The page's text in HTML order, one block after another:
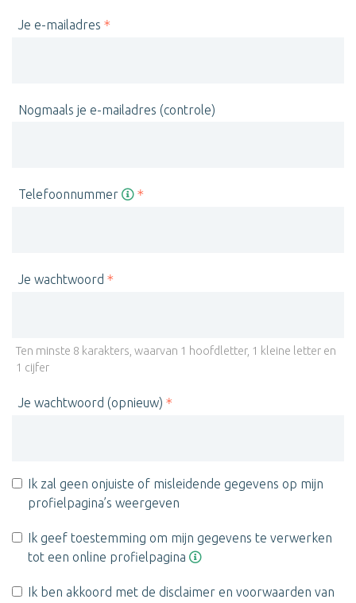
Je e-mailadres
Nogmaals je e-mailadres (controle)
Telefoonnummer
Je wachtwoord
Ten minste 8 karakters, waarvan 1 hoofdletter, 1 kleine letter en
1 cijfer
Je wachtwoord (opnieuw)
Ik zal geen onjuiste of misleidende gegevens op mijn
profielpagina’s weergeven
Ik geef toestemming om mijn gegevens te verwerken
tot een online profielpagina
Ik ben akkoord met de disclaimer en voorwaarden van